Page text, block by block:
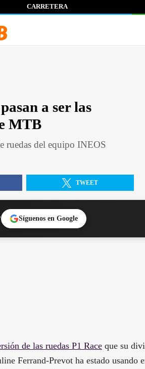
CARRETERA
a ser las
MTB
ruedas del equipo INEOS
TWEET
Síguenos en Google
de las ruedas P1 Race que su
Ferrand-Prevot ha estado usando